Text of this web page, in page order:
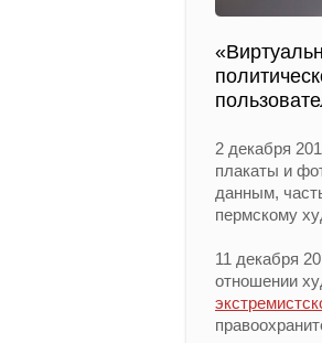
2 декабря
плакаты и
данным,
пермскому
11 декабря
отношении